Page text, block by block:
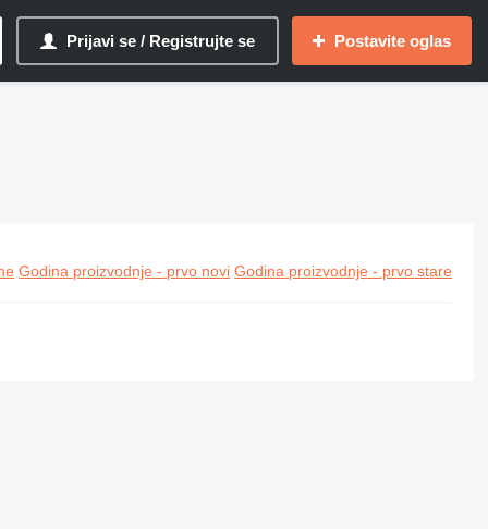
Prijavi se / Registrujte se Postavite oglas
Godina proizvodnje - prvo novi Godina proizvodnje - prvo stare